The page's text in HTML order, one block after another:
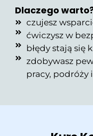
Dlaczego
czujesz
ćwiczysz w
błędy stają się
zdobywasz
pracy, podróży